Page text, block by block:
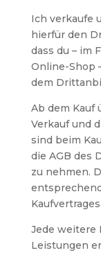
Ich verkaufe
hierfür den
dass du – im
Online-Shop
dem
Ab dem
Verkauf und
sind beim
die AGB des
zu nehmen.
Kaufvertrages
Jede weitere
Leistungen